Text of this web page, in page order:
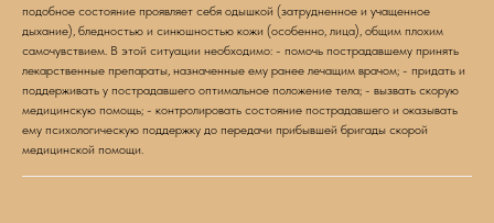
подобное состояние проявляет себя одышкой (затрудненное и учащенное
дыхание), бледностью и синюшностью кожи (особенно, лица), общим плохим
самочувствием. В этой ситуации необходимо: - помочь пострадавшему принять
лекарственные препараты, назначенные ему ранее лечащим врачом; - придать и
поддерживать у пострадавшего оптимальное положение тела; - вызвать скорую
медицинскую помощь; - контролировать состояние пострадавшего и оказывать
ему психологическую поддержку до передачи прибывшей бригады скорой
медицинской помощи.